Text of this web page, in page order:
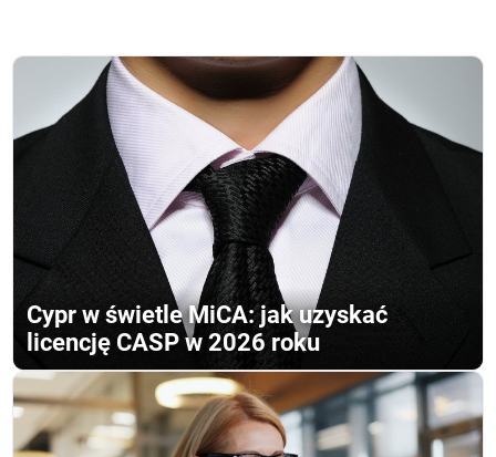
Cypr w świetle MiCA: jak uzyskać
licencję CASP w 2026 roku